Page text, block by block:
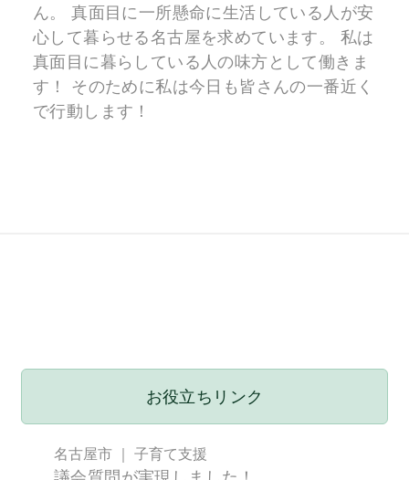
ん。 真面目に一所懸命に生活している人が安
心して暮らせる名古屋を求めています。 私は
真面目に暮らしている人の味方として働きま
す！ そのために私は今日も皆さんの一番近く
で行動します！
お役立ちリンク
名古屋市 ｜ 子育て支援